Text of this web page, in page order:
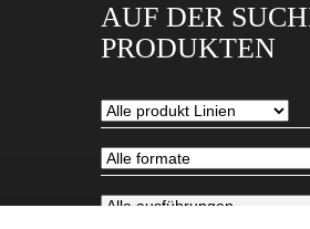
AUF DER
PRODUKTEN